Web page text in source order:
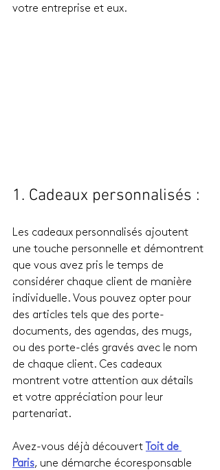
votre entreprise et eux.
1. Cadeaux personnalisés :
Les cadeaux personnalisés ajoutent
une touche personnelle et démontrent
que vous avez pris le temps de
considérer chaque client de manière
individuelle. Vous pouvez opter pour
des articles tels que des porte-
documents, des agendas, des mugs,
ou des porte-clés gravés avec le nom
de chaque client. Ces cadeaux
montrent votre attention aux détails
et votre appréciation pour leur
partenariat.
Avez-vous déjà découvert
Toit de
Paris, une démarche écoresponsable